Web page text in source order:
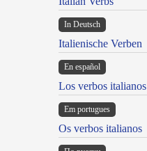
In Deutsch
Italienische Verben
En español
Los verbos italianos
Em portugues
Os verbos italianos